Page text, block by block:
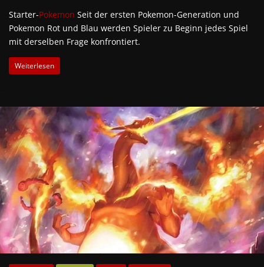
Starter-Pokemon Seit der ersten Pokemon-Generation und
Pokemon Rot und Blau werden Spieler zu Beginn jedes Spiel
mit derselben Frage konfrontiert.
Weiterlesen